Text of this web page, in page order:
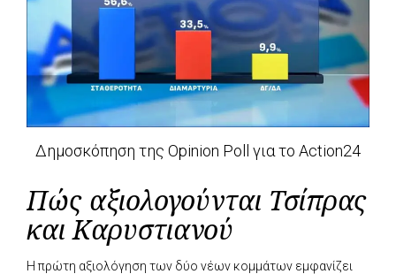
Δημοσκόπηση της Opinion Poll για το Action24
Πώς αξιολογούνται Τσίπρας
και Καρυστιανού
Η πρώτη αξιολόγηση των δύο νέων κομμάτων εμφανίζει